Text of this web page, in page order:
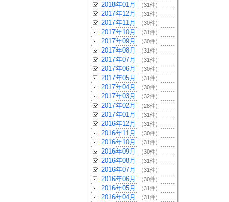
2018年01月 （31件）
2017年12月 （31件）
2017年11月 （30件）
2017年10月 （31件）
2017年09月 （30件）
2017年08月 （31件）
2017年07月 （31件）
2017年06月 （30件）
2017年05月 （31件）
2017年04月 （30件）
2017年03月 （32件）
2017年02月 （28件）
2017年01月 （31件）
2016年12月 （31件）
2016年11月 （30件）
2016年10月 （31件）
2016年09月 （30件）
2016年08月 （31件）
2016年07月 （31件）
2016年06月 （30件）
2016年05月 （31件）
2016年04月 （31件）